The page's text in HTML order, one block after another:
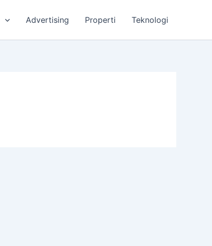
Advertising Properti Teknologi